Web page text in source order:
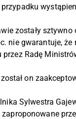
zostały sztywno
nie gwarantuje, że
Radę
on
Sylwestra